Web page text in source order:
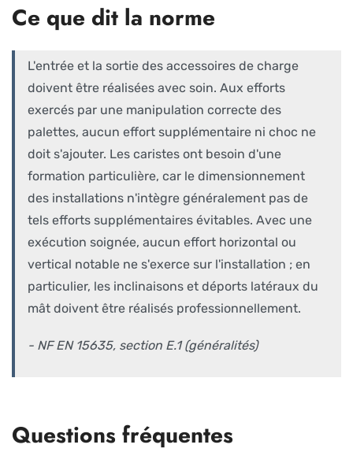
Ce que dit la norme
L'entrée et la sortie des accessoires de charge
doivent être réalisées avec soin. Aux efforts
exercés par une manipulation correcte des
palettes, aucun effort supplémentaire ni choc ne
doit s'ajouter. Les caristes ont besoin d'une
formation particulière, car le dimensionnement
des installations n'intègre généralement pas de
tels efforts supplémentaires évitables. Avec une
exécution soignée, aucun effort horizontal ou
vertical notable ne s'exerce sur l'installation ; en
particulier, les inclinaisons et déports latéraux du
mât doivent être réalisés professionnellement.
- NF EN 15635, section E.1 (généralités)
Questions fréquentes